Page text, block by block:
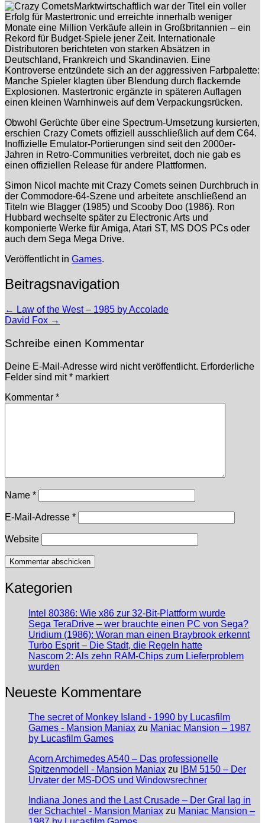
Marktwirtschaftlich war der Titel ein voller
Erfolg für Mastertronic und erreichte innerhalb weniger
Monate eine Million Verkäufe allein in Großbritannien – ein
Rekord für Budget-Spiele jener Zeit. Internationale
Distributoren berichteten von starken Absätzen in
Deutschland, Frankreich und Skandinavien. Eine
Kontroverse entzündete sich an der aggressiven Farbpalette:
Manche Spieler klagten über Blendung durch flackernde
Explosionen. Mastertronic ergänzte in späteren Auflagen
einen kleinen Warnhinweis auf dem Verpackungsrücken.
Obwohl Gerüchte über eine Spectrum-Umsetzung kursierten,
erschien Crazy Comets offiziell ausschließlich auf dem C64.
Inoffizielle Emulator-Portierungen sind seit den 2000er-
Jahren in Retro-Communities verbreitet, doch nie gab es
einen offiziellen Release für andere Plattformen.
Simon Nicol machte mit Crazy Comets seinen Durchbruch in
der Commodore-64-Szene und arbeitete anschließend an
Titeln wie Blagger (1985) und Scooby Doo (1986). Ron
Hubbard wechselte später zu Electronic Arts und
komponierte Werke für Amiga, Atari ST, MS DOS PCs oder
auch dem Sega Mega Drive.
Veröffentlicht in Games.
Beitragsnavigation
← Law of the West – 1985 by Accolade
David Fox →
Schreibe einen Kommentar
Deine E-Mail-Adresse wird nicht veröffentlicht. Erforderliche
Felder sind mit* markiert
Kommentar *
Name *
E-Mail-Adresse *
Website
Kategorien
Intel 80386: Wie x86 zur 32-Bit-Plattform wurde
Sega TeraDrive – wer brauchte einen PC von Sega?
Uridium (1986): Woran man einen Braybrook erkennt
Turbo Esprit – Die Stadt, die Regeln hatte
Nascom 2: Als zehn RAM-Chips zum Lieferproblem
wurden
Neueste Kommentare
The secret of Monkey Island - 1990 by Lucasfilm
Games - Mansion Maniax zu Maniac Mansion – 1987
by Lucasfilm Games
Acorn Archimedes A540 – Das professionelle
Spitzenmodell - Mansion Maniax zu
IBM 5150 – Der
Urvater der MS-DOS und Windowsrechner
Indiana Jones and the Last Crusade – Der Gral lag in
der Schachtel - Mansion Maniax zu Maniac Mansion –